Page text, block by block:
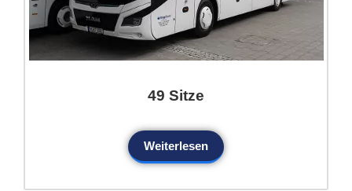
49 Sitze
Weiterlesen